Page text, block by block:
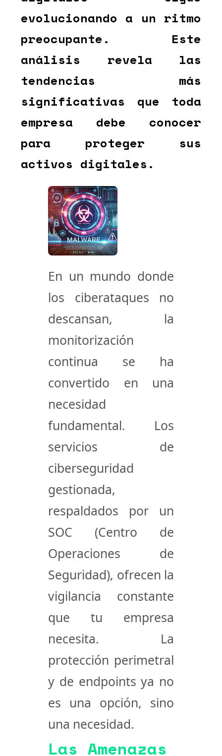
evolucionando a un ritmo
preocupante. Este
análisis revela las
tendencias más
significativas que toda
empresa debe conocer
para proteger sus
activos digitales.
En un mundo donde
los ciberataques no
descansan, la
monitorización
continua se ha
convertido en una
necesidad
fundamental. Los
servicios de
ciberseguridad
gestionada,
respaldados por un
SOC (Centro de
Operaciones de
Seguridad), ofrecen la
vigilancia constante
que tu empresa
necesita. La
protección perimetral
y de endpoints ya no
es una opción, sino
una necesidad.
Las Amenazas